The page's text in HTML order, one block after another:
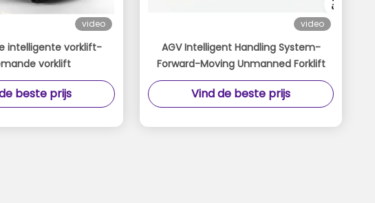
video
intelligente vorklift-
vorklift
beste prijs
video
AGV Intelligent Handling System-
Forward-Moving Unmanned Forklift
Vind de beste prijs